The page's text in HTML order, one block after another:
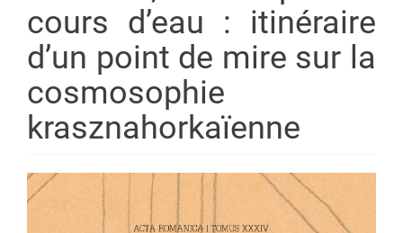
cours d’eau : itinéraire
d’un point de mire sur la
cosmosophie
krasznahorkaïenne
Barre
latérale